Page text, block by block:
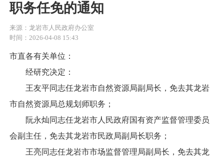
职务任免的通知
来源：龙岩市人民政府办公室
时间：2026-04-08 15:43
市直各有关单位：
经研究决定：
王友平同志任龙岩市自然资源局副局长，免去其龙岩
市自然资源局总规划师职务；
阮永灿同志任龙岩市人民政府国有资产监督管理委员
会副主任，免去其龙岩市民政局副局长职务；
王亮同志任龙岩市市场监督管理局副局长，免去其龙